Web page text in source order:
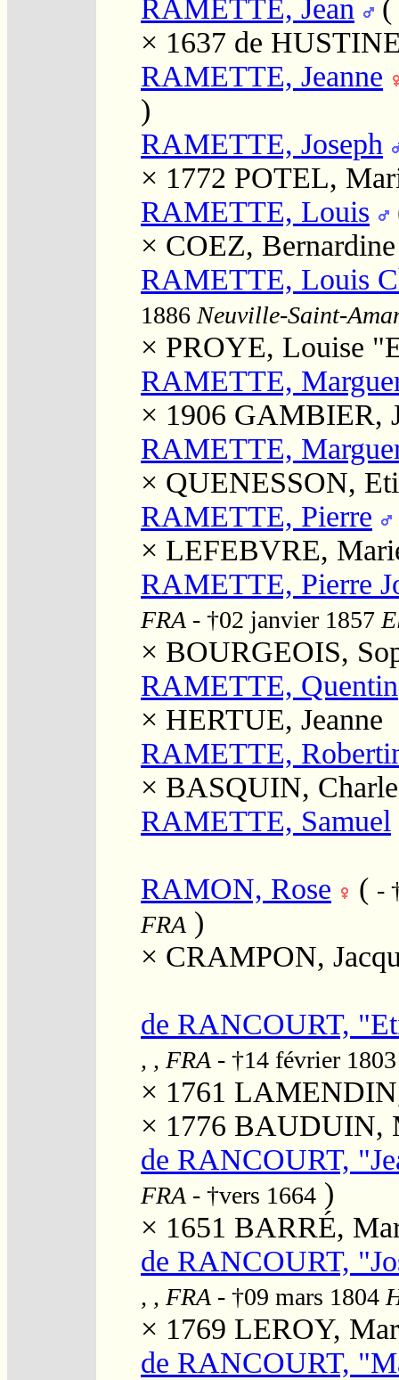
RAMETTE, Jean
(
× 1637 de
RAMETTE, Jeanne
)
RAMETTE, Joseph
× 1772 POTEL,
RAMETTE, Louis
× COEZ, Bernardine
RAMETTE, Louis
1886 Neuville-Saint-
× PROYE, Louise
RAMETTE,
× 1906 GAMBIER,
RAMETTE,
× QUENESSON,
RAMETTE, Pierre
× LEFEBVRE,
RAMETTE, Pierre
FRA - †02 janvier 1857
× BOURGEOIS,
RAMETTE, Quentin
× HERTUE, Jeanne
RAMETTE,
× BASQUIN,
RAMETTE, Samuel
RAMON, Rose ( -
FRA )
× CRAMPON,
de RANCOURT,
, , FRA - †14 février
× 1761
× 1776 BAUDUIN,
de RANCOURT,
FRA - †vers 1664 )
× 1651 BARRÉ,
de RANCOURT,
, , FRA - †09 mars 1804
× 1769 LEROY,
de RANCOURT,